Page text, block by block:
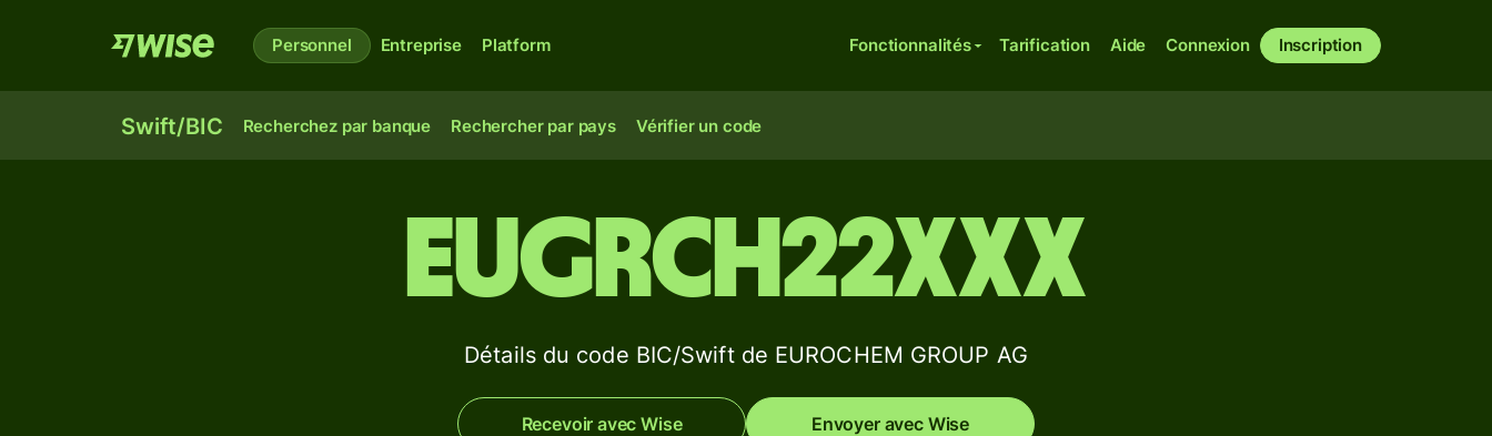
Personnel Entreprise Platform Fonctionnalités Tarification Aide Connexion Inscription
Swift/BIC Recherchez par banque Rechercher par pays Vérifier un code
EUGRCH22XXX
Détails du code BIC/Swift de EUROCHEM GROUP AG
Recevoir avec Wise Envoyer avec Wise